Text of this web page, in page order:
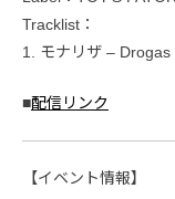
Tracklist：
1. モナリザ ‒ Drogas
■配信リンク
【イベント情報】